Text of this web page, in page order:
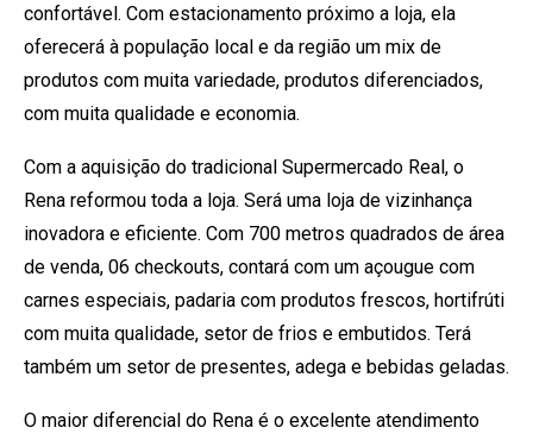
confortável. Com estacionamento próximo a loja, ela
oferecerá à população local e da região um mix de
produtos com muita variedade, produtos diferenciados,
com muita qualidade e economia.
Com a aquisição do tradicional Supermercado Real, o
Rena reformou toda a loja. Será uma loja de vizinhança
inovadora e eficiente. Com 700 metros quadrados de área
de venda, 06 checkouts, contará com um açougue com
carnes especiais, padaria com produtos frescos, hortifrúti
com muita qualidade, setor de frios e embutidos. Terá
também um setor de presentes, adega e bebidas geladas.
O maior diferencial do Rena é o excelente atendimento